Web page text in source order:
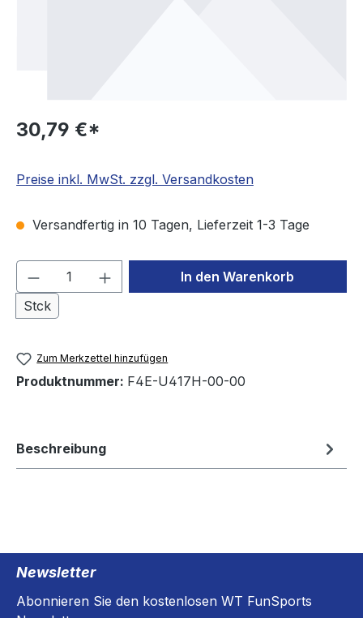
30,79 €*
Preise inkl. MwSt. zzgl. Versandkosten
Versandfertig in 10 Tagen, Lieferzeit 1-3 Tage
Produkt Anzahl: Gib den
Stck
In den Warenkorb
Zum Merkzettel hinzufügen
Produktnummer: F4E-U417H-00-00
Beschreibung
Newsletter
Abonnieren Sie den kostenlosen WT FunSports